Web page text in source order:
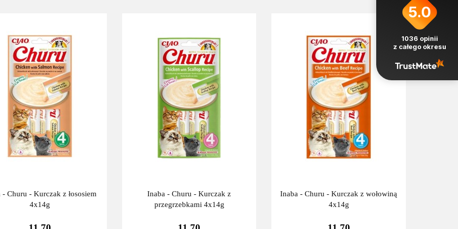
5.0
1036 opinii
z całego okresu
- Churu - Kurczak z łososiem
4x14g
Inaba - Churu - Kurczak z
przegrzebkami 4x14g
Inaba - Churu - Kurczak z wołowiną
4x14g